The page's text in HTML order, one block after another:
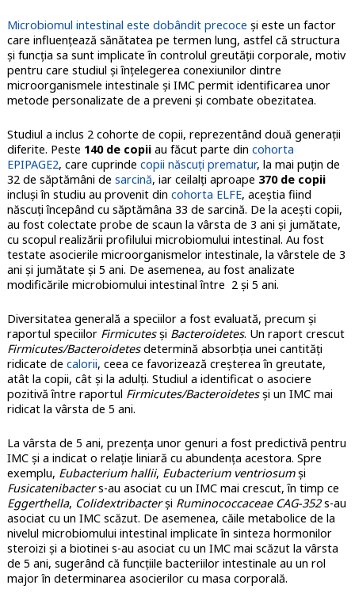
Microbiomul intestinal este dobândit precoce și este un factor
care influențează sănătatea pe termen lung, astfel că structura
și funcția sa sunt implicate în controlul greutății corporale, motiv
pentru care studiul și înțelegerea conexiunilor dintre
microorganismele intestinale și IMC permit identificarea unor
metode personalizate de a preveni și combate obezitatea.
Studiul a inclus 2 cohorte de copii, reprezentând două generații
diferite. Peste 140 de copiiau făcut parte din cohorta
EPIPAGE2, care cuprinde copii născuți prematur, la mai puțin de
32 de săptămâni de sarcină, iar ceilalți aproape 370 de copii
incluși în studiu au provenit din cohorta ELFE, aceștia fiind
născuți începând cu săptămâna 33 de sarcină. De la acești copii,
au fost colectate probe de scaun la vârsta de 3 ani și jumătate,
cu scopul realizării profilului microbiomului intestinal. Au fost
testate asocierile microorganismelor intestinale, la vârstele de 3
ani și jumătate și 5 ani. De asemenea, au fost analizate
modificările microbiomului intestinal între 2 și 5 ani.
Diversitatea generală a speciilor a fost evaluată, precum și
raportul speciilor Firmicutesși Bacteroidetes. Un raport crescut
Firmicutes/Bacteroidetesdetermină absorbția unei cantități
ridicate de calorii, ceea ce favorizează creșterea în greutate,
atât la copii, cât și la adulți. Studiul a identificat o asociere
pozitivă între raportul Firmicutes/Bacteroidetesși un IMC mai
ridicat la vârsta de 5 ani.
La vârsta de 5 ani, prezența unor genuri a fost predictivă pentru
IMC și a indicat o relație liniară cu abundența acestora. Spre
exemplu, Eubacterium hallii, Eubacterium ventriosumși
Fusicatenibacters-au asociat cu un IMC mai crescut, în timp ce
Eggerthella, Colidextribacterși Ruminococcaceae CAG-352s-au
asociat cu un IMC scăzut. De asemenea, căile metabolice de la
nivelul microbiomului intestinal implicate în sinteza hormonilor
steroizi și a biotinei s-au asociat cu un IMC mai scăzut la vârsta
de 5 ani, sugerând că funcțiile bacteriilor intestinale au un rol
major în determinarea asocierilor cu masa corporală.